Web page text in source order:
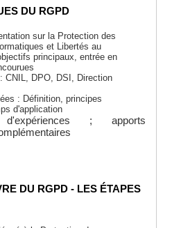
DU RGPD
sur la Protection des
et Libertés au
principaux, entrée en
CNIL, DPO, DSI, Direction
: Définition, principes
d'application
d'expériences ; apports
DU RGPD - LES ÉTAPES